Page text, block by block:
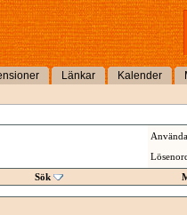
Länkar Kalender
Sök